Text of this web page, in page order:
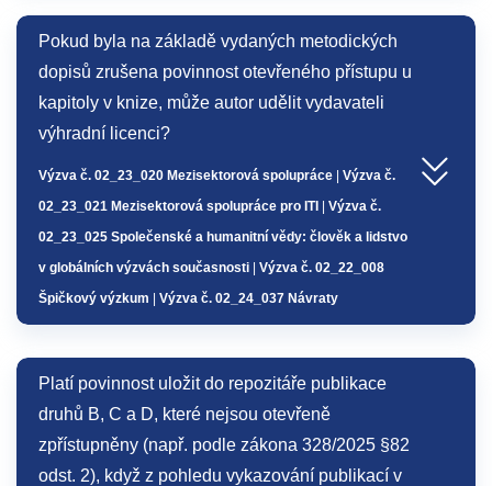
Pokud byla na základě vydaných metodických
dopisů zrušena povinnost otevřeného přístupu u
kapitoly v knize, může autor udělit vydavateli
výhradní licenci?
Výzva č. 02_23_020 Mezisektorová spolupráce
Výzva č.
02_23_021 Mezisektorová spolupráce pro ITI
Výzva č.
02_23_025 Společenské a humanitní vědy: člověk a lidstvo
v globálních výzvách současnosti
Výzva č. 02_22_008
Špičkový výzkum
Výzva č. 02_24_037 Návraty
Platí povinnost uložit do repozitáře publikace
druhů B, C a D, které nejsou otevřeně
zpřístupněny (např. podle zákona 328/2025 §82
odst. 2), když z pohledu vykazování publikací v